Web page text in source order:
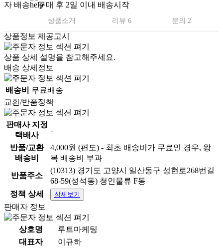
자 배송 구매 후 2일 이내 배송시작
상품소개 리뷰 6 문의 2
상품정보 제공고시
상품 상세 설명을 참고해주세요.
배송 상세정보
배송비
무료배송
교환/반품정책
판매사 지정
택배사
-
반품/교환
배송비
4,000원 (편도) - 최초 배송비가 무료인 경우, 왕
복 배송비 부과
반품주소
(10313) 경기도 고양시 일산동구 성현로268번길
68-59(성석동) 청인물류 F동
정책 상세
상세보기
판매자 정보
상호명
루트마케팅
대표자
이규하